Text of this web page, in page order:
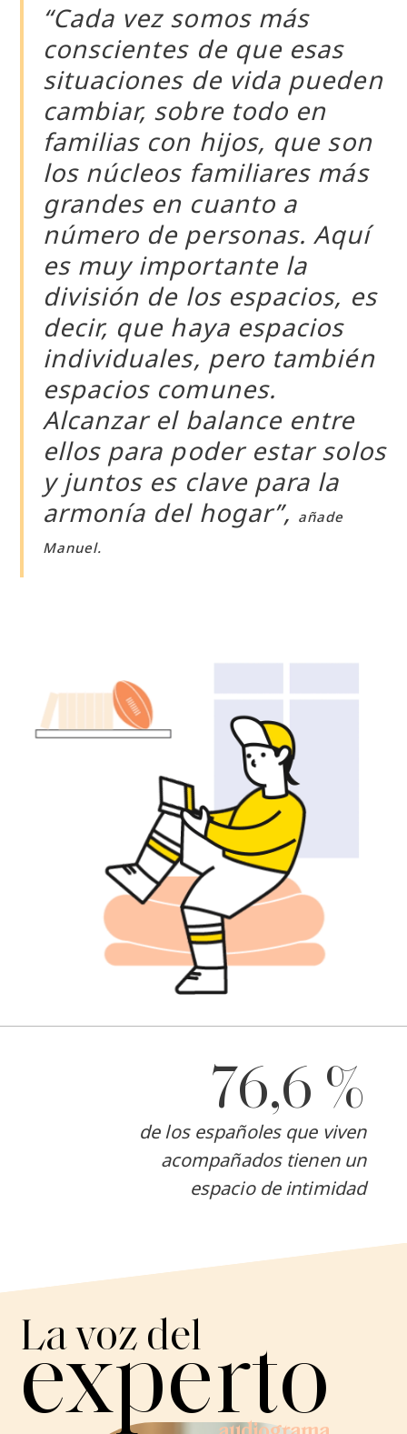
“Cada vez somos más
conscientes de que esas
situaciones de vida pueden
cambiar, sobre todo en
familias con hijos, que son
los núcleos familiares más
grandes en cuanto a
número de personas. Aquí
es muy importante la
división de los espacios, es
decir, que haya espacios
individuales, pero también
espacios comunes.
Alcanzar el balance entre
ellos para poder estar solos
y juntos es clave para la
armonía del hogar”, añade
Manuel.
76,6 %
de los españoles que viven
acompañados tienen un
espacio de intimidad
La voz del
experto